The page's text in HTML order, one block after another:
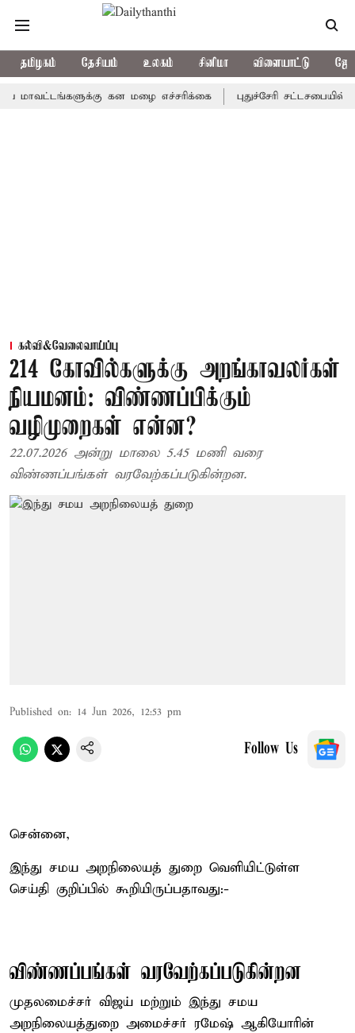
தமிழகம் தேசியம் உலகம் சினிமா விளையாட்டு
கன மழை எச்சரிக்கை புதுச்சேரி சட்டசபையில்
கல்வி&வேலைவாய்ப்பு
214 கோவில்களுக்கு அறங்காவலர்கள்
நியமனம்: விண்ணப்பிக்கும்
வழிமுறைகள் என்ன?
22.07.2026 அன்று மாலை 5.45 மணி வரை
விண்ணப்பங்கள் வரவேற்கப்படுகின்றன.
Published on: 14 Jun 2026, 12:53 pm
Follow Us
சென்னை,
இந்து சமய அறநிலையத் துறை வெளியிட்டுள்ள
செய்தி குறிப்பில் கூறியிருப்பதாவது:-
விண்ணப்பங்கள் வரவேற்கப்படுகின்றன
முதலமைச்சர் விஜய் மற்றும் இந்து சமய
அறநிலையத்துறை அமைச்சர் ரமேஷ் ஆகியோரின்